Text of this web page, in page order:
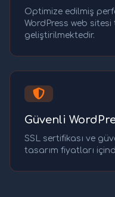
Optimize edilmiş
WordPress web
geliştirilmektedir.
Güvenli
SSL sertifikası ve
tasarım fiyatları